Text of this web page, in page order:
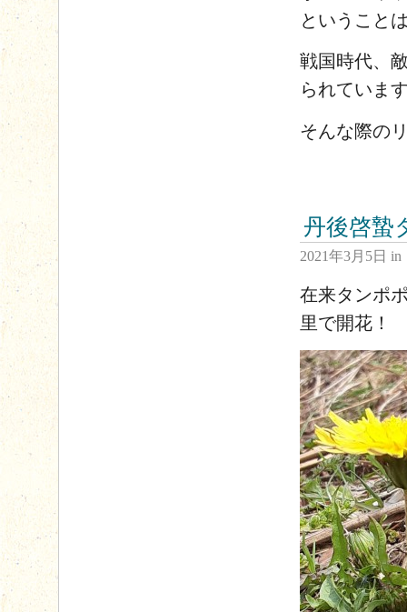
ということ
戦国時代、
られていま
そんな際の
丹後啓蟄
2021年3月5日 in
在来タンポ
里で開花！